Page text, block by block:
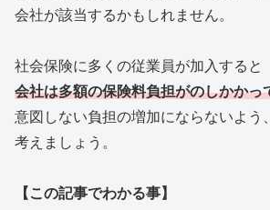
会社が該当するかもしれません。
社会保険に多くの従業員が加入すると
会社は多額の保険料負担がのしかかっ
意図しない負担の増加にならないよう
考えましょう。
【この記事でわかる事】